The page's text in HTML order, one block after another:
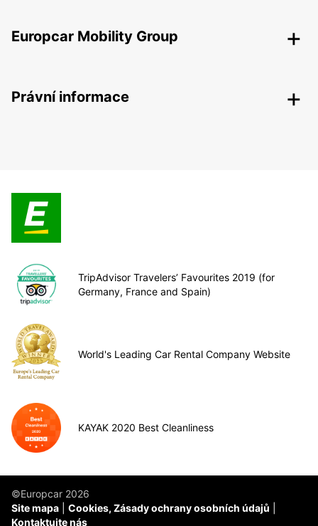
Europcar Mobility Group
Právní informace
TripAdvisor Travelers’ Favourites 2019 (for
Germany, France and Spain)
World's Leading Car Rental Company Website
KAYAK 2020 Best Cleanliness
©Europcar 2026
Site mapa
Cookies, Zásady ochrany osobních údajů
Kontaktujte nás